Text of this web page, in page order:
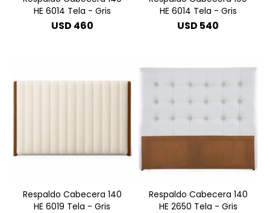
HE 6014 Tela - Gris
USD 460
HE 6014 Tela - Gris
USD 540
Respaldo Cabecera 140
HE 6019 Tela - Gris
Respaldo Cabecera 140
HE 2650 Tela - Gris